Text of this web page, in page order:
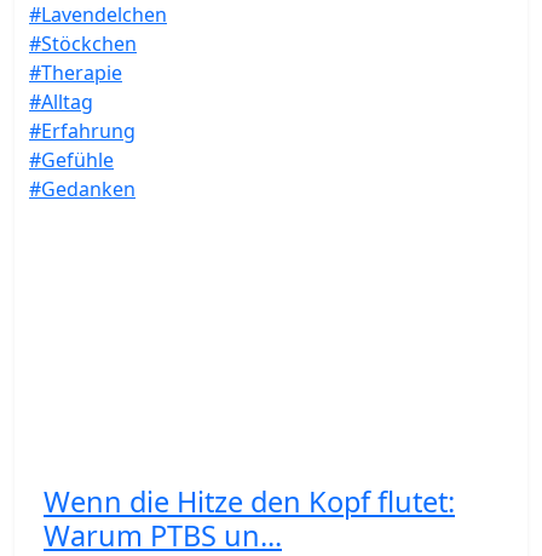
#Lavendelchen
#Stöckchen
#Therapie
#Alltag
#Erfahrung
#Gefühle
#Gedanken
Wenn die Hitze den Kopf flutet:
Warum PTBS un...